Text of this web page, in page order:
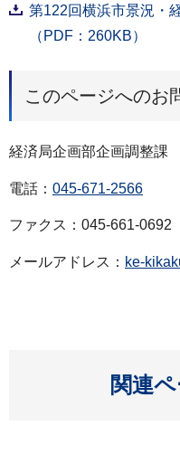
第122回横浜市景況・
（PDF：260KB）
このページへのお
経済局企画部企画調整課
電話： 045-671-2566
ファクス：045-661-0692
メールアドレス： ke-
関連